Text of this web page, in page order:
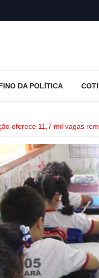
DA POLÍTICA
oferece 11,7 mil vagas